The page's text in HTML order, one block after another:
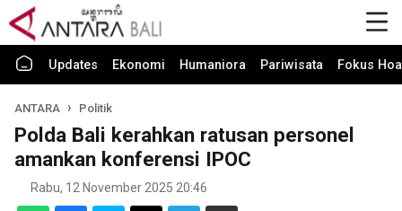
Updates Ekonomi Humaniora Pariwisata Fokus
ANTARA Politik
Polda Bali kerahkan ratusan personel
amankan konferensi IPOC
Rabu, 12 November 2025 20:46